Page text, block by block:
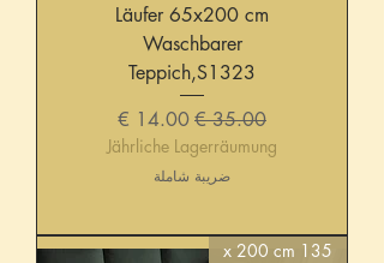
Läufer 65x200 cm
Waschbarer
Teppich,S1323
سعر عاديسعر البيع
Jährliche Lagerräumung
ضريبة شاملة
135 x 200 cm